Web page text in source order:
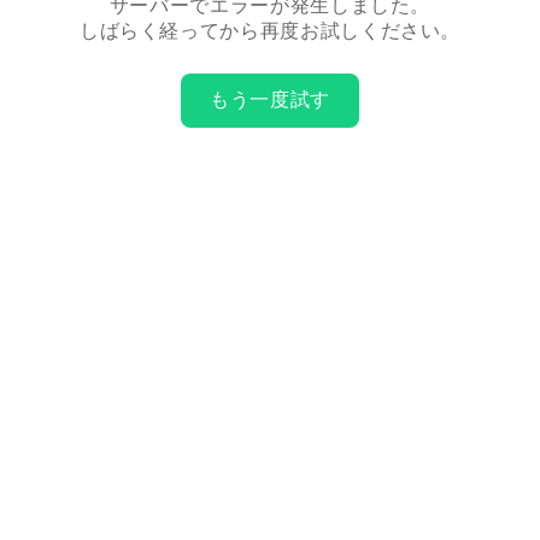
サーバーでエラーが発生しました。
しばらく経ってから再度お試しください。
もう一度試す